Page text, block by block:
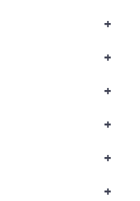
+
+
+
+
+
+